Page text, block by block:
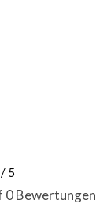
/ 5
0 Bewertungen